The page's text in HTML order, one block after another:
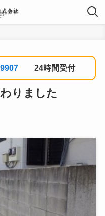
24時間受付
りました